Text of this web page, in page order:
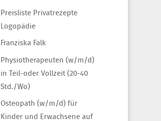
Preisliste Privatrezepte
Logopädie
Franziska Falk
Physiotherapeuten (w/m/d)
in Teil-oder Vollzeit (20-40
Std./Wo)
Osteopath (w/m/d) für
Kinder und Erwachsene auf